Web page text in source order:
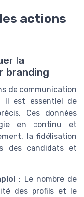
actions
la
branding
de communication
il est essentiel de
Ces données
en continu et
la fidélisation
des candidats et
: Le nombre de
des profils et le